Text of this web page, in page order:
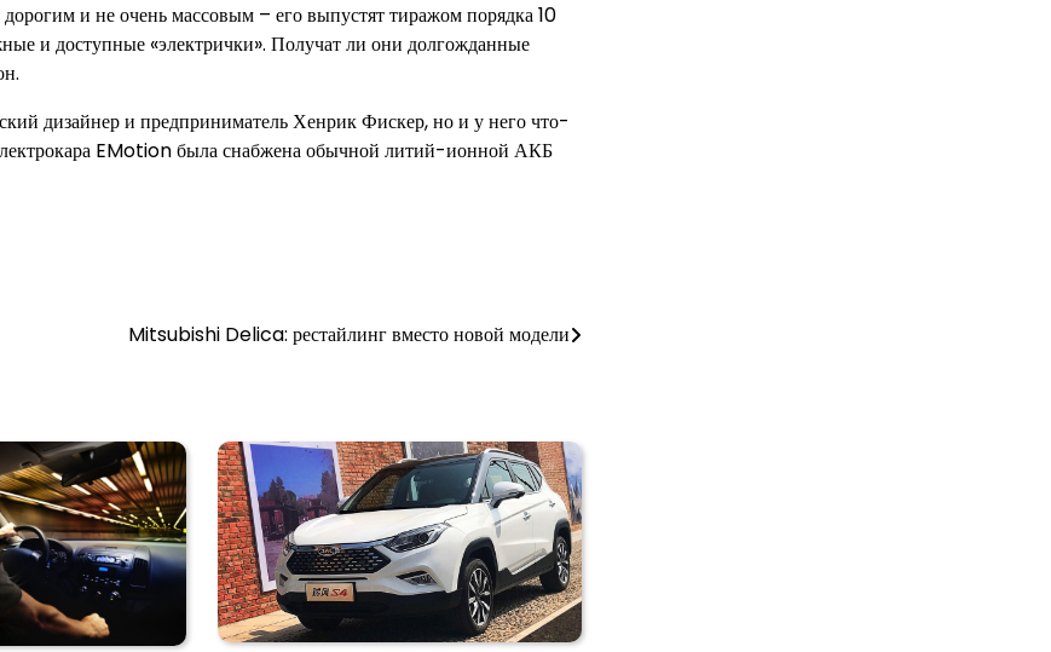
и не очень массовым – его выпустят тиражом порядка 10
и доступные «электрички». Получат ли они долгожданные
дизайнер и предприниматель Хенрик Фискер, но и у него что-
электрокара EMotion была снабжена обычной литий-ионной АКБ
Mitsubishi Delica: рестайлинг вместо новой модели